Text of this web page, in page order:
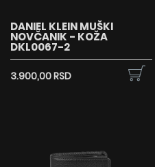
DANIEL KLEIN MUŠKI
NOVČANIK - KOŽA
DKL0067-2
3.900,00 RSD